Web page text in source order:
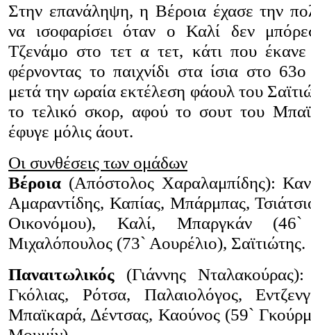
Στην επανάληψη, η Βέροια έχασε την
να ισοφαρίσει όταν ο Καλί δεν
Τζενάμο στο τετ α τετ, κάτι που
φέρνοντας το παιχνίδι στα ίσια στο
μετά την ωραία εκτέλεση φάουλ του
το τελικό σκορ, αφού το σουτ του
έφυγε μόλις άουτ.
Οι συνθέσεις των ομάδων
Βέροια (Απόστολος Χαραλαμπίδης):
Αμαραντίδης, Καπίας, Μπάρμπας,
Οικονόμου), Καλί, Μπαργκάν (46`
Μιχαλόπουλος (73` Αουρέλιο), Σαϊτιώτης.
Παναιτωλικός (Γιάννης
Γκόλιας, Ρότσα, Παλαιολόγος,
Μπαϊκαρά, Δέντσας, Καούνος (59`